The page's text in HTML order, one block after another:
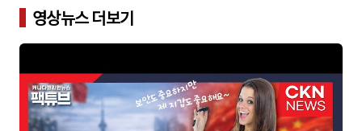
영상뉴스 더보기